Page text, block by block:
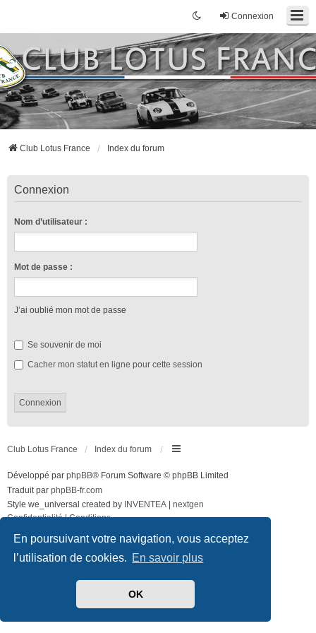
En poursuivant votre navigation, vous acceptez
l’utilisation de cookies. En savoir plus
OK
Connexion
Club Lotus France Index du forum
Connexion
Nom d’utilisateur :
Mot de passe :
J’ai oublié mon mot de passe
Se souvenir de moi
Cacher mon statut en ligne pour cette session
Club Lotus France Index du forum
Développé par phpBB® Forum Software © phpBB Limited
Traduit par phpBB-fr.com
Style we_universal created by INVENTEA
nextgen
Confidentialité|Conditions